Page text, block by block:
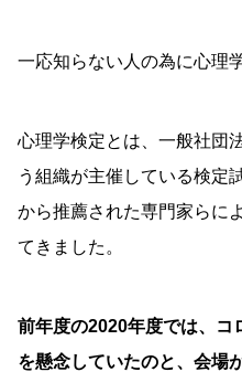
一応知らない人の為に心理
心理学検定とは、一般社団
う組織が主催している検定
から推薦された専門家らに
てきました。
前年度の2020年度では、コ
を懸念していたのと、会場